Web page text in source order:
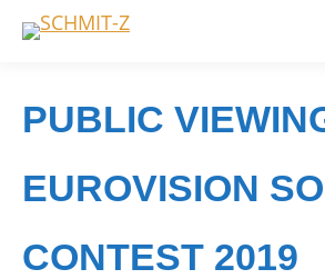
PUBLIC
EUROVISION
CONTEST 2019